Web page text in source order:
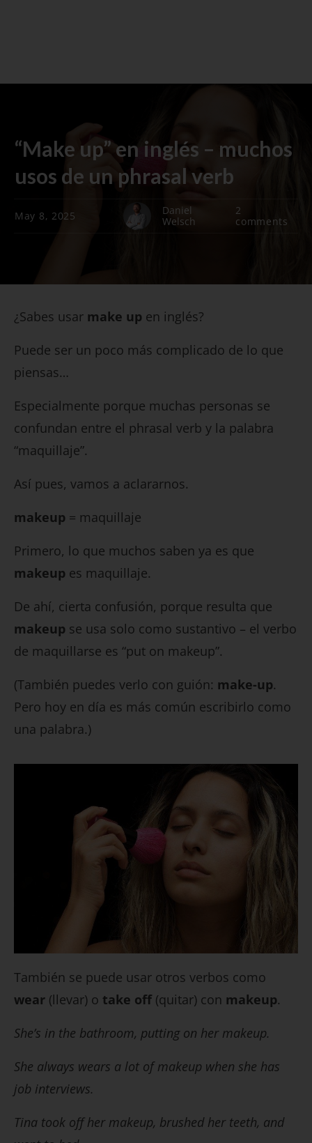
“Make up” en inglés – muchos
usos de un phrasal verb
May 8, 2025
Daniel
Welsch
2
comments
¿Sabes usar make up en inglés?
Puede ser un poco más complicado de lo que
piensas…
Especialmente porque muchas personas se
confundan entre el phrasal verb y la palabra
“maquillaje”.
Así pues, vamos a aclararnos.
makeup = maquillaje
Primero, lo que muchos saben ya es que
makeup es maquillaje.
De ahí, cierta confusión, porque resulta que
makeup se usa solo como sustantivo – el verbo
de maquillarse es “put on makeup”.
(También puedes verlo con guión: make-up.
Pero hoy en día es más común escribirlo como
una palabra.)
También se puede usar otros verbos como
wear (llevar) o take off (quitar) con makeup.
She’s in the bathroom, putting on her makeup.
She always wears a lot of makeup when she has
job interviews.
Tina took off her makeup, brushed her teeth, and